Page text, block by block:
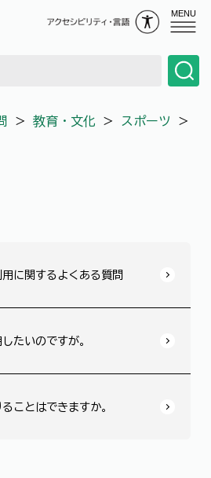
MENU
＞ 教育・文化 ＞ スポーツ
＞
に関するよくある質問
たいのですが。
ことはできますか。